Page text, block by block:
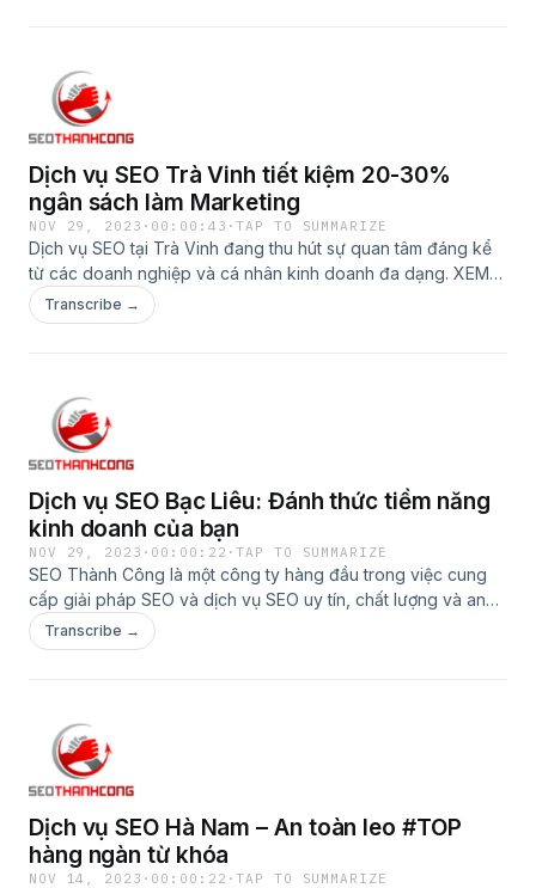
Dịch vụ SEO Trà Vinh tiết kiệm 20-30%
ngân sách làm Marketing
NOV 29, 2023 · 00:00:43 ·TAP TO SUMMARIZE
Dịch vụ SEO tại Trà Vinh đang thu hút sự quan tâm đáng kể
từ các doanh nghiệp và cá nhân kinh doanh đa dạng. XEM
THÊM: https://seothanhcong.vn/dich-vu-seo-tra-vinh/
Transcribe →
Dịch vụ SEO Bạc Liêu: Đánh thức tiềm năng
kinh doanh của bạn
NOV 29, 2023 · 00:00:22 ·TAP TO SUMMARIZE
SEO Thành Công là một công ty hàng đầu trong việc cung
cấp giải pháp SEO và dịch vụ SEO uy tín, chất lượng và an
toàn tại Bạc Liêu. Xem thêm: https://seothanhcong.vn/dich-
vu-seo-bac-lieu/
Transcribe →
Dịch vụ SEO Hà Nam – An toàn leo #TOP
hàng ngàn từ khóa
NOV 14, 2023 · 00:00:22 ·TAP TO SUMMARIZE